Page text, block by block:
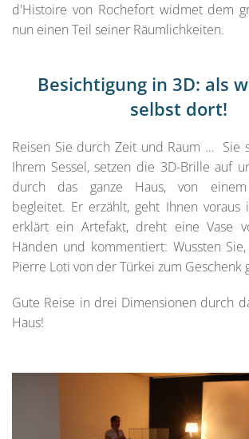
d'Histoire von Rochefort widmet dem
nun einen Teil seiner Räumlichkeiten.
Besichtigung in 3D: als
selbst dort!
Reisen Sie durch Zeit und Raum … Sie
Ihrem Sessel, setzen die 3D-Brille auf
durch das ganze Haus, von einem
begleitet. Er erzählt, geht Ihnen voraus
erklärt ein Artefakt, dreht eine Vase
Händen und kommentiert: Wussten
Pierre Loti von der Türkei zum Geschenk
Gute Reise in drei Dimensionen durch
Haus!